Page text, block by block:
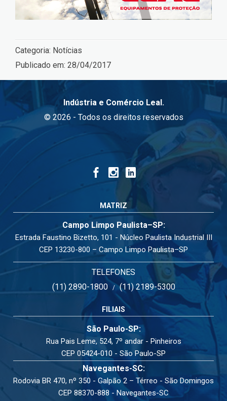
Categoria: Notícias
Publicado em: 28/04/2017
Indústria e Comércio Leal.
© 2026 - Todos os direitos reservados
MATRIZ
Campo Limpo Paulista–SP:
Estrada Faustino Bizetto, 101 - Núcleo Paulista Industrial III
CEP 13230-800 – Campo Limpo Paulista–SP
TELEFONES
(11) 2890-1800/(11) 2189-5300
FILIAIS
São Paulo-SP:
Rua Pais Leme, 524, 7º andar - Pinheiros
CEP 05424-010 - São Paulo-SP
Navegantes-SC:
Rodovia BR 470, nº 350 - Galpão 2 – Térreo - São Domingos
CEP 88370-888 - Navegantes-SC